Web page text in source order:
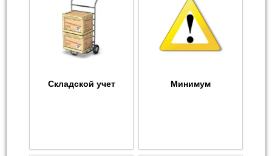
Складской учет Минимум